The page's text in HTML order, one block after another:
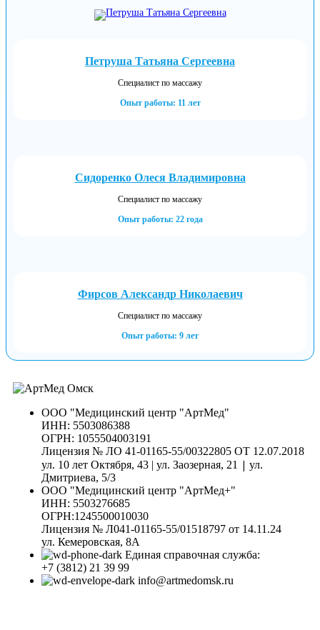
Петруша Татьяна Сергеевна
Специалист по массажу
Опыт работы: 11 лет
Сидоренко Олеся Владимировна
Специалист по массажу
Опыт работы: 22 года
Фирсов Александр Николаевич
Специалист по массажу
Опыт работы: 9 лет
ООО "Медицинский центр "АртМед"
ИНН: 5503086388
ОГРН: 1055504003191
Лицензия № ЛО 41-01165-55/00322805 ОТ 12.07.2018
ул. 10 лет Октября, 43 | ул. Заозерная, 21 | ул.
Дмитриева, 5/3
ООО "Медицинский центр "АртМед+"
ИНН: 5503276685
ОГРН:1245500010030
Лицензия № Л041-01165-55/01518797 от 14.11.24
ул. Кемеровская, 8А
Единая справочная служба:
+7 (3812) 21 39 99
info@artmedomsk.ru